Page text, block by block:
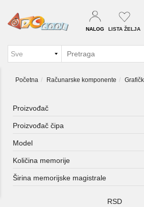
NALOG LISTA ŽELJA
Početna Računarske komponente
Proizvođač
Proizvođač čipa
Model
Količina memorije
Širina memorijske magistrale
RSD